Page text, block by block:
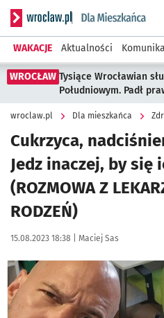
Serwis informacyjny
WAKACJE Aktualności
WROCŁAW Tysiące Wrocławian
Południowym. Padł
wroclaw.pl Dla mieszkańca
Cukrzyca,
Jedz inaczej, by się
(ROZMOWA Z
RODZEŃ)
Data publikacji:
15.08.2023 18:38 | Autor:
Maciej Sas
Kliknij, aby powiększyć